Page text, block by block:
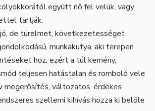
együtt nő fel velük, vagy
tartják.
de türelmet, következetességet
munkakutya, aki terepen
hoz, ezért a túl kemény,
teljesen hatástalan és romboló vele
megerősítés, változatos, érdekes
szellemi kihívás hozza ki belőle